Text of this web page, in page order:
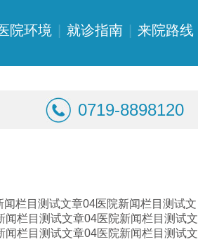
院环境 就诊指南 来院路线
0719-8898120
栏目测试文章04医院新闻栏目测试文
栏目测试文章04医院新闻栏目测试文
栏目测试文章04医院新闻栏目测试文